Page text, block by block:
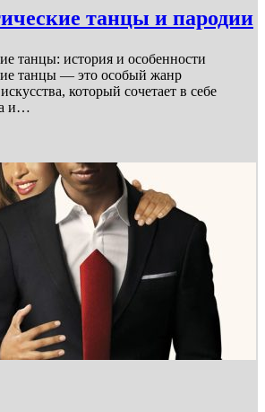
танцы и пародии
танцы: история и особенности
танцы — это особый жанр
который сочетает в себе
и…